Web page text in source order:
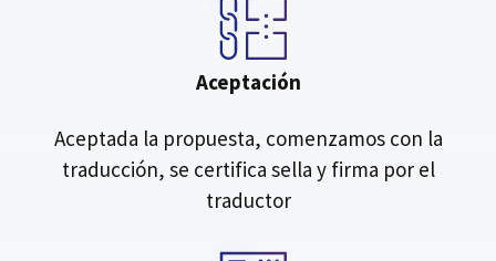
Aceptación
Aceptada la propuesta, comenzamos con la
traducción, se certifica sella y firma por el
traductor